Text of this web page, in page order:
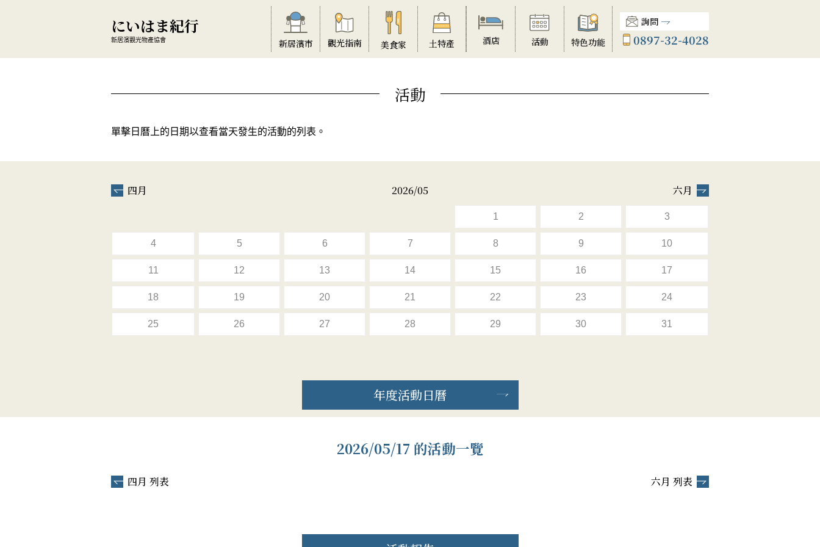
にいはま紀行
新居濱觀光物產協會 新居濱市 觀光指南 美食家 土特產 酒店 活動 特色功能
詢問
0897-32-4028
活動
單擊日曆上的日期以查看當天發生的活動的列表。
四月 2026/05 六月
1 2 3
4 5 6 7 8 9 10
11 12 13 14 15 16 17
18 19 20 21 22 23 24
25 26 27 28 29 30 31
年度活動日曆
2026/05/17 的活動一覽
四月 列表 六月 列表